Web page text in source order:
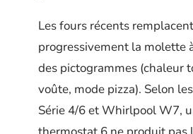
Les fours récents remplacent
progressivement la molette
des pictogrammes (chaleur
voûte, mode pizza). Selon
Série 4/6 et Whirlpool W7,